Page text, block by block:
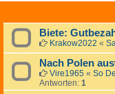
Biete:
Krakow2022 «
Nach Polen
Vire1965 « So
Antworten: 1